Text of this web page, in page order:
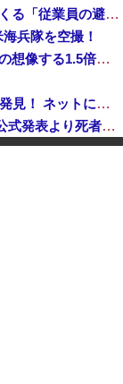
【イオンモール熊本】 一転して話が変わってくる「従業員の避難誘導の証言が複数」イオン側が社内規定に抵触していた疑い
兵隊を空撮！
【画像】 農家ワイが作ったタマネギ、お前らの想像する1.5倍はデカいぞ
【衝撃】 中国製ルーター20機種にバックドア発見！ ネットに繋ぐだけで35秒ごとに中国のサーバーと通信
中国「大洪水！」中国ダム「決壊」地元民「公式発表より死者多い！」中国政府「住民拘束！（安否不明」中国当局「救助隊動画も削除」台風13号「三峡ダム接近中」→
中国人のリウさん、新エネ車で国境越えたら遠隔操作で30時間ロックされる！